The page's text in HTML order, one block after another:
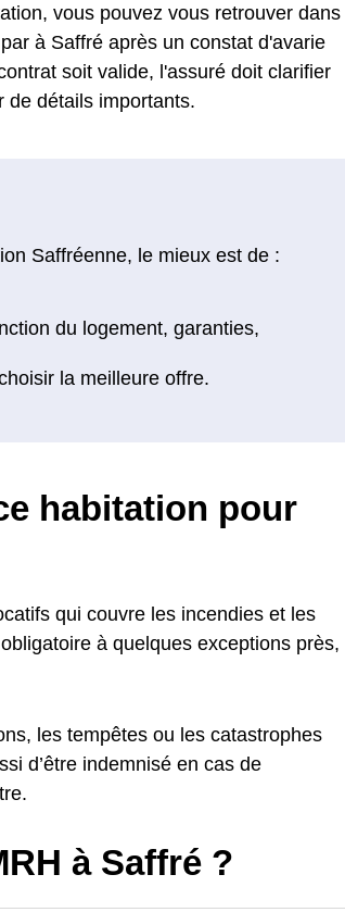
vous pouvez vous retrouver dans
à Saffré après un constat d'avarie
soit valide, l'assuré doit clarifier
de détails importants.
Saffréenne, le mieux est de :
habitation pour
qui couvre les incendies et les
à quelques exceptions près,
les tempêtes ou les catastrophes
d’être indemnisé en cas de
à Saffré ?